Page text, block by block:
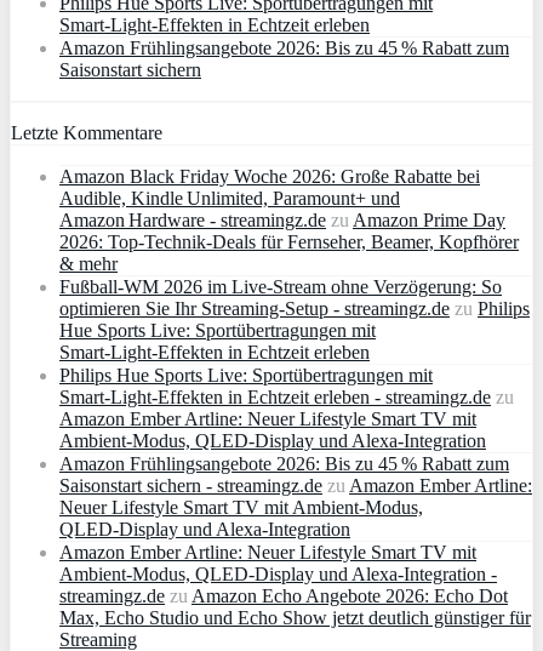
Smart‑Light‑Effekten in Echtzeit erleben
Amazon Frühlingsangebote 2026: Bis zu 45 % Rabatt zum
Saisonstart sichern
Letzte Kommentare
Amazon Black Friday Woche 2026: Große Rabatte bei
Audible, Kindle Unlimited, Paramount+ und
Amazon Hardware - streamingz.de zu Amazon Prime Day
2026: Top-Technik-Deals für Fernseher, Beamer, Kopfhörer
& mehr
Fußball-WM 2026 im Live-Stream ohne Verzögerung: So
optimieren Sie Ihr Streaming-Setup - streamingz.de zu Philips
Hue Sports Live: Sportübertragungen mit
Smart‑Light‑Effekten in Echtzeit erleben
Philips Hue Sports Live: Sportübertragungen mit
Smart‑Light‑Effekten in Echtzeit erleben - streamingz.de zu
Amazon Ember Artline: Neuer Lifestyle Smart TV mit
Ambient‑Modus, QLED‑Display und Alexa‑Integration
Amazon Frühlingsangebote 2026: Bis zu 45 % Rabatt zum
Saisonstart sichern - streamingz.de zu Amazon Ember Artline:
Neuer Lifestyle Smart TV mit Ambient‑Modus,
QLED‑Display und Alexa‑Integration
Amazon Ember Artline: Neuer Lifestyle Smart TV mit
Ambient‑Modus, QLED‑Display und Alexa‑Integration -
streamingz.de zu Amazon Echo Angebote 2026: Echo Dot
Max, Echo Studio und Echo Show jetzt deutlich günstiger für
Streaming